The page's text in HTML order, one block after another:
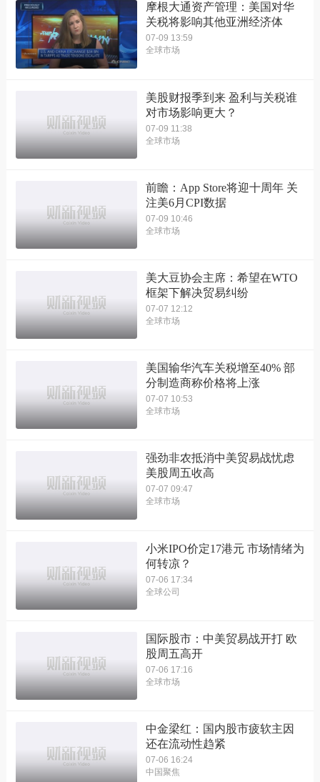
摩根大通资产管理：美国对华
关税将影响其他亚洲经济体
07-09 13:59
全球市场
美股财报季到来 盈利与关税谁
对市场影响更大？
07-09 11:38
全球市场
前瞻：App Store将迎十周年 关
注美6月CPI数据
07-09 10:46
全球市场
美大豆协会主席：希望在WTO
框架下解决贸易纠纷
07-07 12:12
全球市场
美国输华汽车关税增至40% 部
分制造商称价格将上涨
07-07 10:53
全球市场
强劲非农抵消中美贸易战忧虑
美股周五收高
07-07 09:47
全球市场
小米IPO价定17港元 市场情绪为
何转凉？
07-06 17:34
全球公司
国际股市：中美贸易战开打 欧
股周五高开
07-06 17:16
全球市场
中金梁红：国内股市疲软主因
还在流动性趋紧
07-06 16:24
中国聚焦